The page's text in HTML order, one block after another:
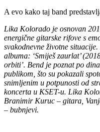
A evo kako taj band
Lika Kolorado je osnovan
energične gitarske rifove s
svakodnevne životne
albuma: ‘Smiješ zaurlat’
orbiti’. Bend je poznat po
publikom, što su pokazali
snimljenim u potpunosti od
koncerta u KSET-u. Lika
Branimir Kuruc – gitara,
– bubnjevi.